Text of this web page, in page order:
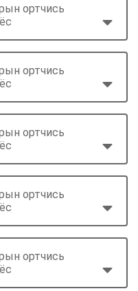
ортчись
ортчись
ортчись
ортчись
ортчись